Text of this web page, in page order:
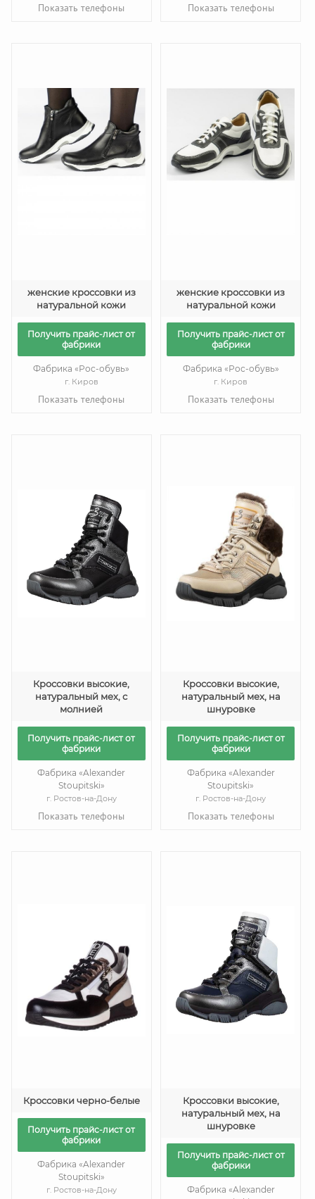
Показать телефоны Показать телефоны
женские кроссовки из
натуральной кожи
Получить прайс-лист от
фабрики
Фабрика «Рос-обувь»
г. Киров
Показать телефоны
женские кроссовки из
натуральной кожи
Получить прайс-лист от
фабрики
Фабрика «Рос-обувь»
г. Киров
Показать телефоны
Кроссовки высокие,
натуральный мех, с
молнией
Получить прайс-лист от
фабрики
Фабрика «Alexander
Stoupitski»
г. Ростов-на-Дону
Показать телефоны
Кроссовки высокие,
натуральный мех, на
шнуровке
Получить прайс-лист от
фабрики
Фабрика «Alexander
Stoupitski»
г. Ростов-на-Дону
Показать телефоны
Кроссовки черно-белые
Получить прайс-лист от
фабрики
Фабрика «Alexander
Stoupitski»
г. Ростов-на-Дону
Кроссовки высокие,
натуральный мех, на
шнуровке
Получить прайс-лист от
фабрики
Фабрика «Alexander